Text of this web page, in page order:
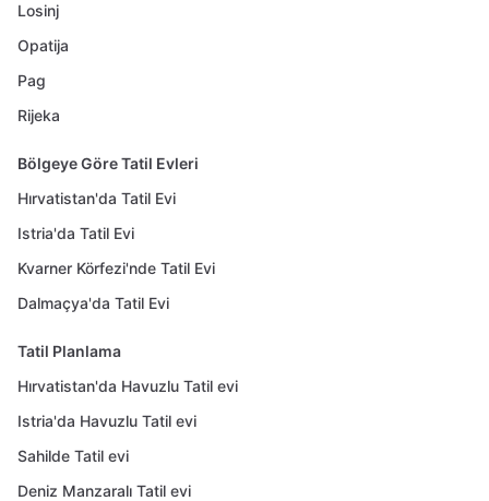
Losinj
Opatija
Pag
Rijeka
Bölgeye Göre Tatil Evleri
Hırvatistan'da Tatil Evi
Istria'da Tatil Evi
Kvarner Körfezi'nde Tatil Evi
Dalmaçya'da Tatil Evi
Tatil Planlama
Hırvatistan'da Havuzlu Tatil evi
Istria'da Havuzlu Tatil evi
Sahilde Tatil evi
Deniz Manzaralı Tatil evi